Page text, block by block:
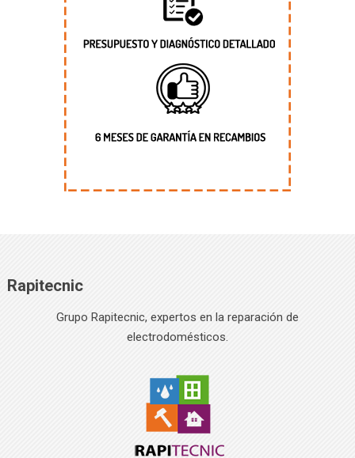
Rapitecnic
Grupo Rapitecnic, expertos en la reparación de
electrodomésticos.